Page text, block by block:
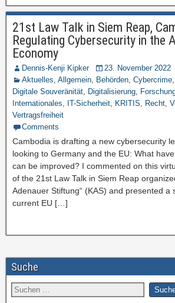
21st Law Talk in Siem Reap,
Regulating Cybersecurity in the
Economy
Dennis-Kenji Kipker
23. November 2022
Aktuelles, Allgemein, Behörden, Cybercrime,
Digitale Souveränität, Digitalisierung,
Internationales, IT-Sicherheit, KRITIS, Recht,
Vertragsfreiheit
Comments
Cambodia is drafting a new cybersecurity
looking to Germany and the EU: What
can be improved? I commented on this
of the 21st Law Talk in Siem Reap
Adenauer Stiftung“ (KAS) and presented a
current EU […]
Suche